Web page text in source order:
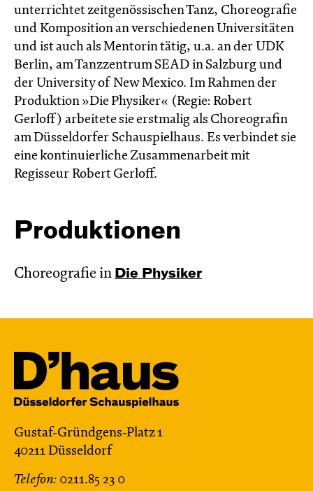
unterrichtet zeitgenössischen Tanz, Choreografie
und Komposition an verschiedenen Universitäten
und ist auch als Mentorin tätig, u.a. an der UDK
Berlin, am Tanzzentrum SEAD in Salzburg und
der University of New Mexico. Im Rahmen der
Produktion »Die Physiker« (Regie: Robert
Gerloff) arbeitete sie erstmalig als Choreografin
am Düsseldorfer Schauspielhaus. Es verbindet sie
eine kontinuierliche Zusammenarbeit mit
Regisseur Robert Gerloff.
Produktionen
Choreografie in Die Physiker
Gustaf-Gründgens-Platz 1
40211 Düsseldorf
Telefon: 0211.85 23 0